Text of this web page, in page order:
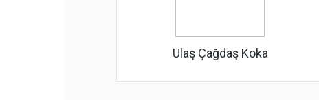
Ulaş Çağdaş Koka